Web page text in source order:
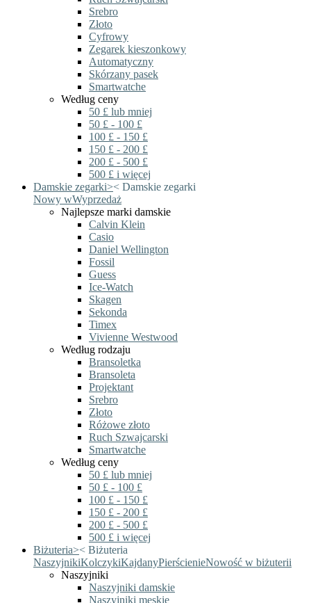
Srebro
Złoto
Cyfrowy
Zegarek kieszonkowy
Automatyczny
Skórzany pasek
Smartwatche
Według ceny
50 £ lub mniej
50 £ - 100 £
100 £ - 150 £
150 £ - 200 £
200 £ - 500 £
500 £ i więcej
Damskie zegarki>< Damskie zegarki
Nowy wWyprzedaż
Najlepsze marki damskie
Calvin Klein
Casio
Daniel Wellington
Fossil
Guess
Ice-Watch
Skagen
Sekonda
Timex
Vivienne Westwood
Według rodzaju
Bransoletka
Bransoleta
Projektant
Srebro
Złoto
Różowe złoto
Ruch Szwajcarski
Smartwatche
Według ceny
50 £ lub mniej
50 £ - 100 £
100 £ - 150 £
150 £ - 200 £
200 £ - 500 £
500 £ i więcej
Biżuteria>< Biżuteria
NaszyjnikiKolczykiKajdanyPierścienieNowość w biżuterii
Naszyjniki
Naszyjniki damskie
Naszyjniki męskie